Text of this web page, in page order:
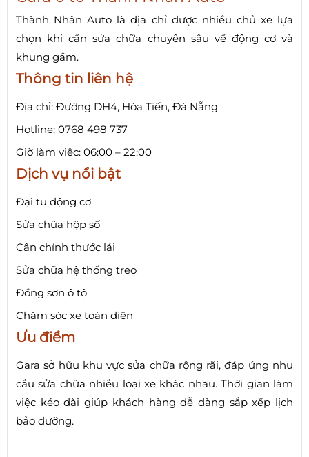
Thành Nhân Auto là địa chỉ được nhiều chủ xe lựa
chọn khi cần sửa chữa chuyên sâu về động cơ và
khung gầm.
Thông tin liên hệ
Địa chỉ: Đường DH4, Hòa Tiến, Đà Nẵng
Hotline: 0768 498 737
Giờ làm việc: 06:00 – 22:00
Dịch vụ nổi bật
Đại tu động cơ
Sửa chữa hộp số
Cân chỉnh thước lái
Sửa chữa hệ thống treo
Đồng sơn ô tô
Chăm sóc xe toàn diện
Ưu điểm
Gara sở hữu khu vực sửa chữa rộng rãi, đáp ứng nhu
cầu sửa chữa nhiều loại xe khác nhau. Thời gian làm
việc kéo dài giúp khách hàng dễ dàng sắp xếp lịch
bảo dưỡng.